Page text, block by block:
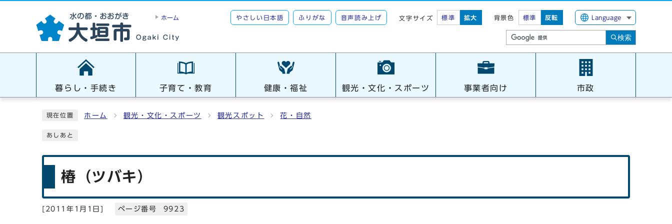
ホーム やさしい日本語 ふりがな 音声読み上げ 文字サイズ 標準 拡大 背景色 標準 反転 Language
検索
暮らし・手続き 子育て・教育 健康・福祉 観光・文化・スポーツ 事業者向け 市政
現在位置 ホーム 観光・文化・スポーツ 観光スポット 花・自然
あしあと
椿（ツバキ）
2011年1月1日 ページ番号 9923